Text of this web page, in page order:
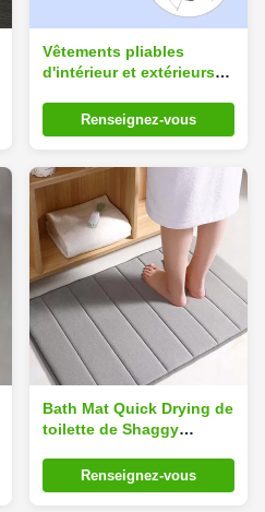
Vêtements pliables
d'intérieur et extérieurs
le corps en acier d'alliage
Renseignez-vous
Bath Mat Quick Drying de
toilette de Shaggy
Renseignez-vous